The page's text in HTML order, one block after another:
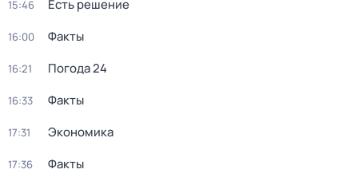
15:46 Есть решение
16:00 Факты
16:21 Погода 24
16:33 Факты
17:31 Экономика
17:36 Факты